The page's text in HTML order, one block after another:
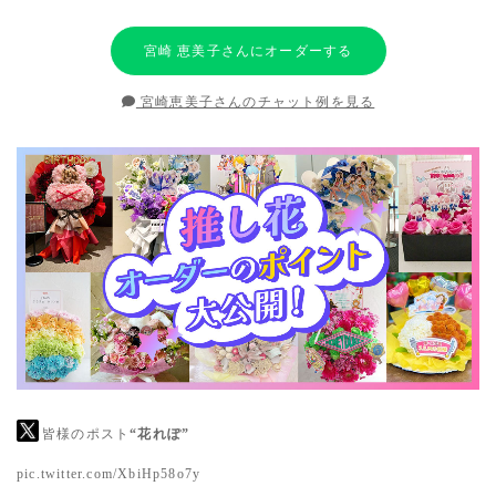
宮崎 恵美子さんにオーダーする
宮崎恵美子さんのチャット例を見る
皆様のポスト“花れぽ”
pic.twitter.com/XbiHp58o7y